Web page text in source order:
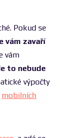
Pokud se
vám zavaří
vám
to nebude
výpočty
mobilních